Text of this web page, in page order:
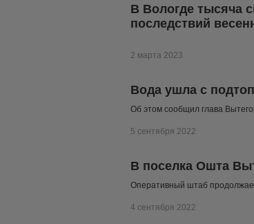
В Вологде тысяча
последствий
2 марта 2023
Вода ушла с
Об этом сообщил глава
5 сентября 2022
В поселка Ошта
Оперативный штаб
4 сентября 2022